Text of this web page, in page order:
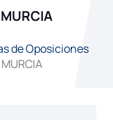
de Oposiciones